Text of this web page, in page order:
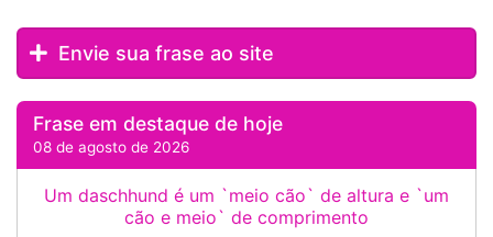
Envie sua frase ao site
Frase em destaque de hoje
08 de agosto de 2026
Um daschhund é um `meio cão` de altura e `um
cão e meio` de comprimento